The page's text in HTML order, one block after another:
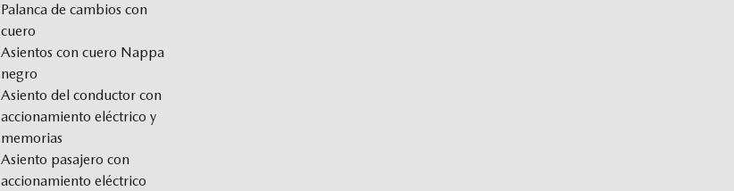
Palanca de cambios con
cuero
Asientos con cuero Nappa
negro
Asiento del conductor con
accionamiento eléctrico y
memorias
Asiento pasajero con
accionamiento eléctrico